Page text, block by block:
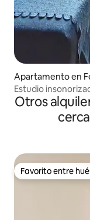
Apartamento en
Estudio
Otros
Favorito entre
Favorito entre